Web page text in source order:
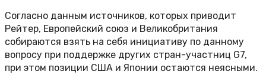
Согласно данным источников, которых приводит
Рейтер, Европейский союз и Великобритания
собираются взять на себя инициативу по данному
вопросу при поддержке других стран-участниц G7,
при этом позиции США и Японии остаются неясными.